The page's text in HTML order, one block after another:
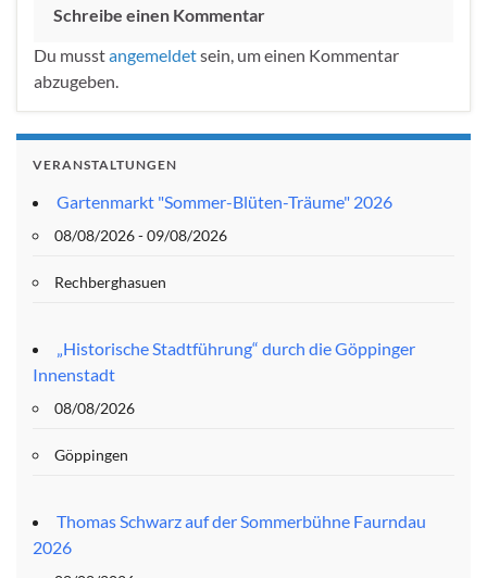
Schreibe einen Kommentar
Du musstangemeldetsein, um einen Kommentar
abzugeben.
VERANSTALTUNGEN
Gartenmarkt "Sommer-Blüten-Träume" 2026
08/08/2026 - 09/08/2026
Rechberghasuen
„Historische Stadtführung“ durch die Göppinger
Innenstadt
08/08/2026
Göppingen
Thomas Schwarz auf der Sommerbühne Faurndau
2026